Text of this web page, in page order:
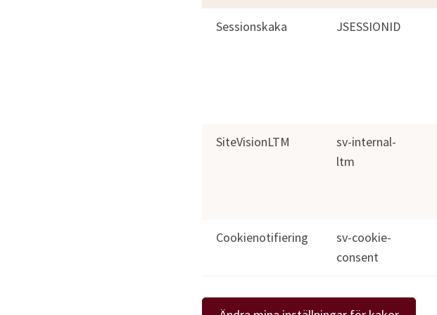
Sessionskaka JSESSIONID
SiteVisionLTM
sv-internal-
ltm
Cookienotifiering
sv-cookie-
consent